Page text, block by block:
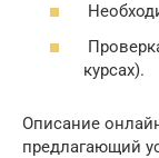
курсах).
Описание
предлагающий